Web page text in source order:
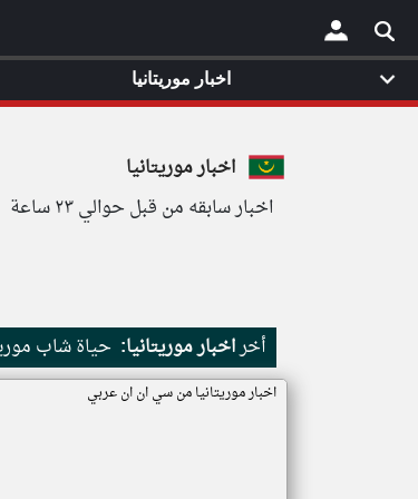
×
اخبار موريتانيا
اخبار سابقه من قبل حوالي ٢٣ ساعة
أخراخبار موريتانيا: حياة شاب
اخبار موريتانيا من سي ان ان عربي
اخبار موريتانيا